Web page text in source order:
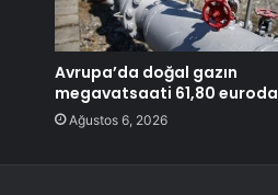
Avrupa’da doğal gazın
megavatsaati 61,80 euroda
Ağustos 6, 2026